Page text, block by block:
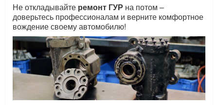
Не откладывайте ремонт ГУР на потом –
доверьтесь профессионалам и верните комфортное
вождение своему автомобилю!